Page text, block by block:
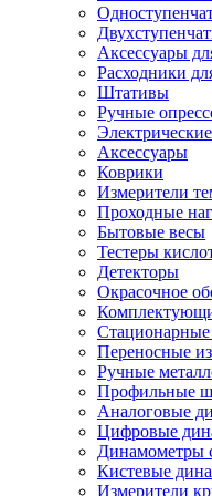
Аксессуары
Расходники
Штативы
Ручные
Аксессуары
Коврики
Измерители
Проходные
Бытовые весы
Тестеры
Детекторы
Окрасочное
Стационарные
Переносные
Ручные
Профильные
Аналоговые
Цифровые
Динамометры
Кистевые
Измерители